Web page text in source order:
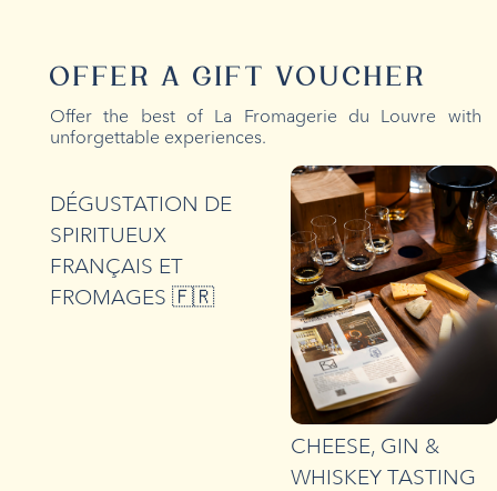
OFFER A GIFT VOUCHER
Offer the best of La Fromagerie du Louvre with
unforgettable experiences.
DÉGUSTATION DE
SPIRITUEUX
FRANÇAIS ET
FROMAGES 🇫🇷
CHEESE, GIN &
WHISKEY TASTING